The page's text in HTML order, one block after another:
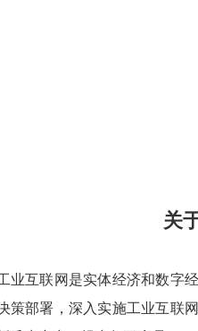
关
互联网是实体经济和数字经
策部署，深入实施工业互联